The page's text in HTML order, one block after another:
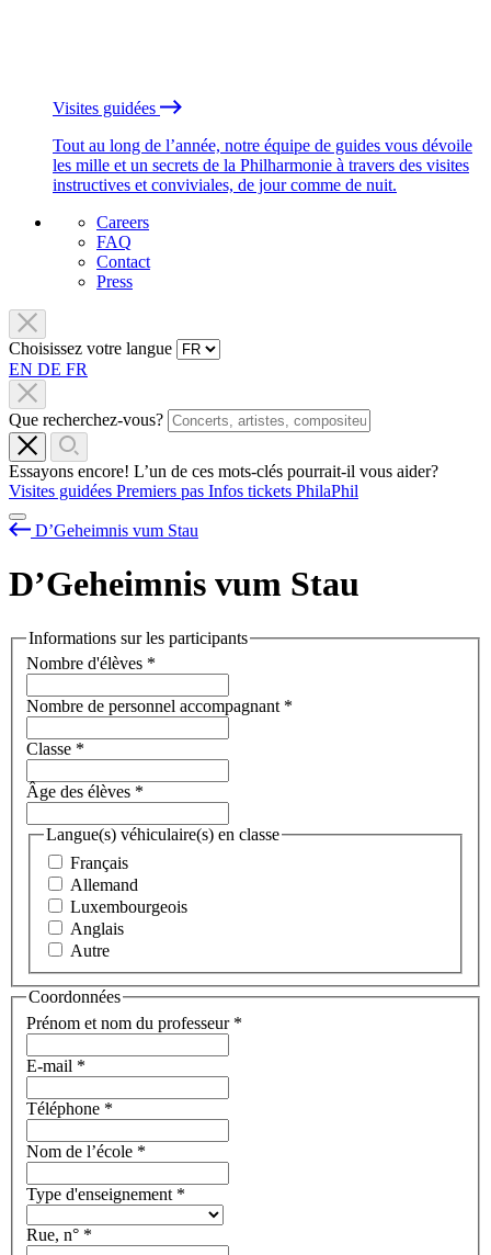
Visites guidées
Tout au long de l’année, notre équipe de guides vous dévoile
les mille et un secrets de la Philharmonie à travers des visites
instructives et conviviales, de jour comme de nuit.
Careers
FAQ
Contact
Press
Choisissez votre langue
EN DE FR
Que recherchez-vous?
Essayons encore! L’un de ces mots-clés pourrait-il vous aider?
Visites guidées Premiers pas Infos tickets PhilaPhil
D’Geheimnis vum Stau
D’Geheimnis vum Stau
Informations sur les participants
Nombre d'élèves *
Nombre de personnel accompagnant *
Classe *
Âge des élèves *
Langue(s) véhiculaire(s) en classe
Français
Allemand
Luxembourgeois
Anglais
Autre
Coordonnées
Prénom et nom du professeur *
E-mail *
Téléphone *
Nom de l’école *
Type d'enseignement *
Rue, n° *